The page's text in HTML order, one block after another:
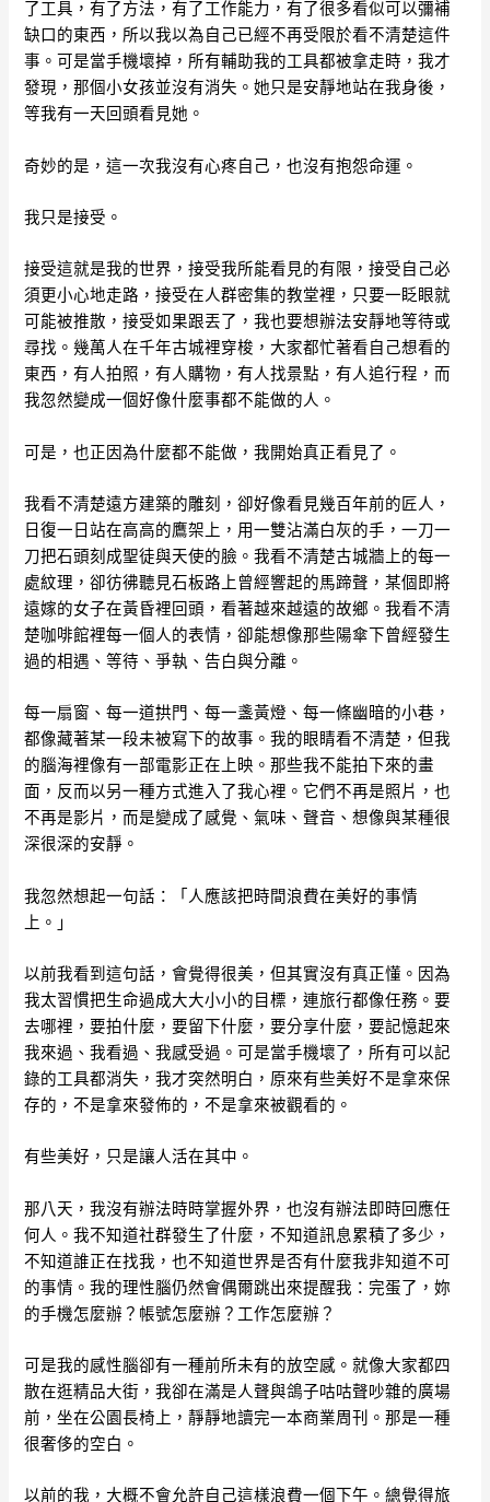
了工具，有了方法，有了工作能力，有了很多看似可以彌補
缺口的東西，所以我以為自己已經不再受限於看不清楚這件
事。可是當手機壞掉，所有輔助我的工具都被拿走時，我才
發現，那個小女孩並沒有消失。她只是安靜地站在我身後，
等我有一天回頭看見她。
奇妙的是，這一次我沒有心疼自己，也沒有抱怨命運。
我只是接受。
接受這就是我的世界，接受我所能看見的有限，接受自己必
須更小心地走路，接受在人群密集的教堂裡，只要一眨眼就
可能被推散，接受如果跟丟了，我也要想辦法安靜地等待或
尋找。幾萬人在千年古城裡穿梭，大家都忙著看自己想看的
東西，有人拍照，有人購物，有人找景點，有人追行程，而
我忽然變成一個好像什麼事都不能做的人。
可是，也正因為什麼都不能做，我開始真正看見了。
我看不清楚遠方建築的雕刻，卻好像看見幾百年前的匠人，
日復一日站在高高的鷹架上，用一雙沾滿白灰的手，一刀一
刀把石頭刻成聖徒與天使的臉。我看不清楚古城牆上的每一
處紋理，卻彷彿聽見石板路上曾經響起的馬蹄聲，某個即將
遠嫁的女子在黃昏裡回頭，看著越來越遠的故鄉。我看不清
楚咖啡館裡每一個人的表情，卻能想像那些陽傘下曾經發生
過的相遇、等待、爭執、告白與分離。
每一扇窗、每一道拱門、每一盞黃燈、每一條幽暗的小巷，
都像藏著某一段未被寫下的故事。我的眼睛看不清楚，但我
的腦海裡像有一部電影正在上映。那些我不能拍下來的畫
面，反而以另一種方式進入了我心裡。它們不再是照片，也
不再是影片，而是變成了感覺、氣味、聲音、想像與某種很
深很深的安靜。
我忽然想起一句話：「人應該把時間浪費在美好的事情
上。」
以前我看到這句話，會覺得很美，但其實沒有真正懂。因為
我太習慣把生命過成大大小小的目標，連旅行都像任務。要
去哪裡，要拍什麼，要留下什麼，要分享什麼，要記憶起來
我來過、我看過、我感受過。可是當手機壞了，所有可以記
錄的工具都消失，我才突然明白，原來有些美好不是拿來保
存的，不是拿來發佈的，不是拿來被觀看的。
有些美好，只是讓人活在其中。
那八天，我沒有辦法時時掌握外界，也沒有辦法即時回應任
何人。我不知道社群發生了什麼，不知道訊息累積了多少，
不知道誰正在找我，也不知道世界是否有什麼我非知道不可
的事情。我的理性腦仍然會偶爾跳出來提醒我：完蛋了，妳
的手機怎麼辦？帳號怎麼辦？工作怎麼辦？
可是我的感性腦卻有一種前所未有的放空感。就像大家都四
散在逛精品大街，我卻在滿是人聲與鴿子咕咕聲吵雜的廣場
前，坐在公園長椅上，靜靜地讀完一本商業周刊。那是一種
很奢侈的空白。
以前的我，大概不會允許自己這樣浪費一個下午。總覺得旅